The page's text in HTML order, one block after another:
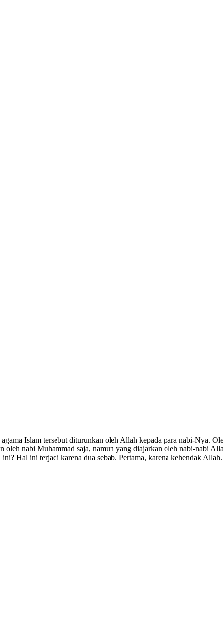
Islam tersebut diturunkan oleh Allah kepada para nabi-Nya.
nabi Muhammad saja, namun yang diajarkan oleh nabi-nabi
Hal ini terjadi karena dua sebab. Pertama, karena kehendak